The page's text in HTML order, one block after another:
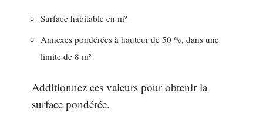
Surface habitable en m²
Annexes pondérées à hauteur de 50 %, dans une
limite de 8 m²
Additionnez ces valeurs pour obtenir la
surface pondérée.